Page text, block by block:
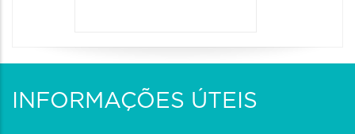
INFORMAÇÕES ÚTEIS